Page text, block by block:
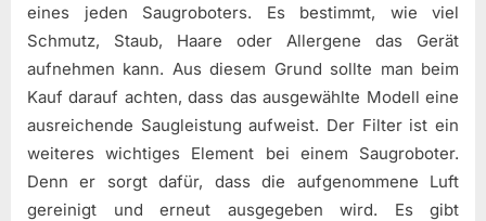
eines jeden Saugroboters. Es bestimmt, wie viel
Schmutz, Staub, Haare oder Allergene das Gerät
aufnehmen kann. Aus diesem Grund sollte man beim
Kauf darauf achten, dass das ausgewählte Modell eine
ausreichende Saugleistung aufweist. Der Filter ist ein
weiteres wichtiges Element bei einem Saugroboter.
Denn er sorgt dafür, dass die aufgenommene Luft
gereinigt und erneut ausgegeben wird. Es gibt